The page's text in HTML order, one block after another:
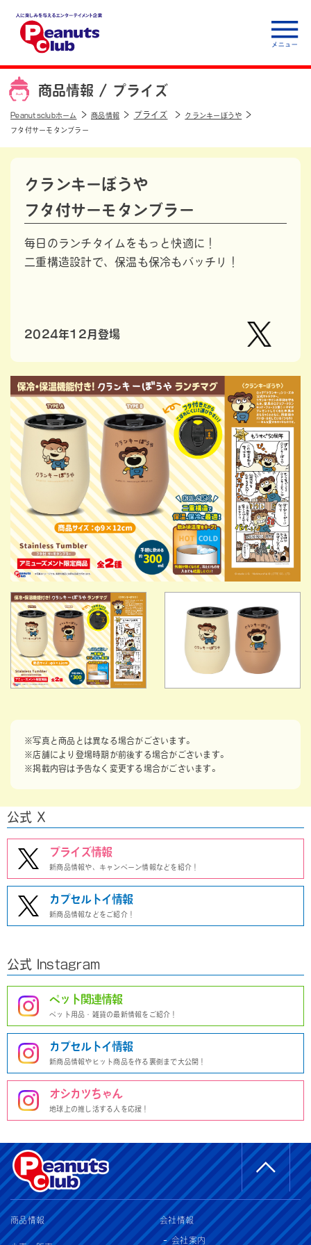
人に楽しみを与えるエ
ンターテイメント企
業 Peanuts club
商品情報 / プライズ
Peanutsclubホーム 商品情報 プライズ クランキーぼうや
フタ付サーモタンブラー
クランキーぼうや
フタ付サーモタンブラー
毎日のランチタイムをもっと快適に！
二重構造設計で、保温も保冷もバッチリ！
2024年12月登場
ーナッ
ツクラ
ブのプ
ライズ
商品の
Xはこ
ちら
※写真と商品とは異なる場合がございます。
※店舗により登場時期が前後する場合がございます。
※掲載内容は予告なく変更する場合がございます。
公式 X
プライズ情報
新商品情報や、キャンペーン情報などを紹介！
カプセルトイ情報
新商品情報などをご紹介！
公式 Instagram
ペット関連情報
ペット用品・雑貨の最新情報をご紹介！
カプセルトイ情報
新商品情報やヒット商品を作る裏側まで大公開！
オシカツちゃん
地球上の推し活する人を応援！
商品情報 会社情報
会社案内